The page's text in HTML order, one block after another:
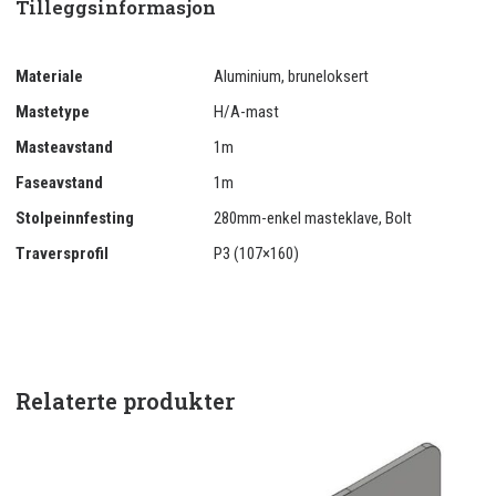
Tilleggsinformasjon
Materiale
Aluminium, bruneloksert
Mastetype
H/A-mast
Masteavstand
1m
Faseavstand
1m
Stolpeinnfesting
280mm-enkel masteklave, Bolt
Traversprofil
P3 (107×160)
Relaterte produkter